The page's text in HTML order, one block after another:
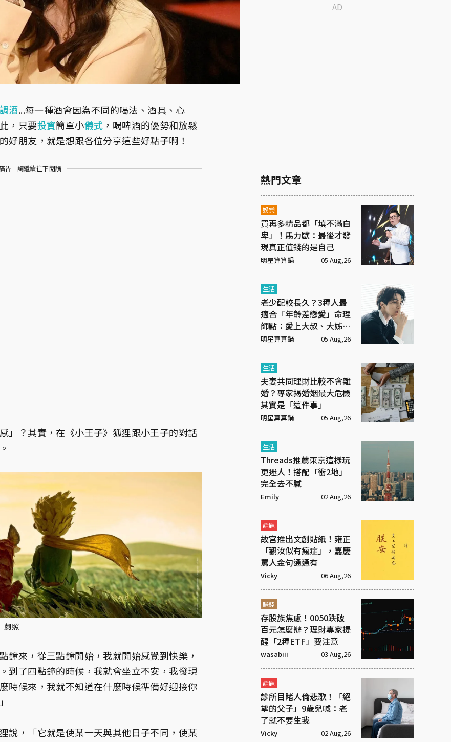
調酒...每一種酒會因為不同的喝法、酒具、心
，只要投資簡單小儀式 ，喝啤酒的優勢和放鬆
好朋友，就是想跟各位分享這些好點子啊！
廣告 - 請繼續往下閱讀
」？其實，在《小王子》狐狸跟小王子的對話
劇照
鐘來，從三點鐘開始，我就開始感覺到快樂，
到了四點鐘的時候，我就會坐立不安，我發現
時候來，我就不知道在什麼時候準備好迎接你
說，「它就是使某一天與其他日子不同，使某
熱門文章
娛樂
買再多精品都「填不滿自
卑」！馬力歐：最後才發
現真正值錢的是自己
明星算算鍋 05 Aug,26
生活
老少配較長久？3種人最
適合「年齡差戀愛」命理
師點：愛上大叔、大姊有
原因
明星算算鍋 05 Aug,26
生活
夫妻共同理財比較不會離
婚？專家揭婚姻最大危機
其實是「這件事」
明星算算鍋 05 Aug,26
生活
Threads推薦東京這樣玩
更迷人！搭配「衝2地」
完全去不膩
Emily 02 Aug,26
話題
故宮推出文創貼紙！雍正
「觀汝似有瘋症」，嘉慶
罵人金句通通有
Vicky 06 Aug,26
賺錢
存股族焦慮！0050跌破
百元怎麼辦？理財專家提
醒「2種ETF」要注意
wasabiii 03 Aug,26
話題
診所目睹人倫悲歌！「絕
望的父子」9歲兒喊：老
了就不要生我
Vicky 02 Aug,26